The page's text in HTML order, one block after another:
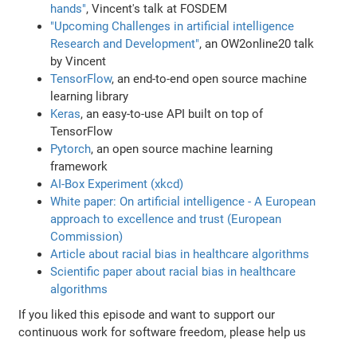
hands", Vincent's talk at FOSDEM
"Upcoming Challenges in artificial intelligence
Research and Development", an OW2online20 talk
by Vincent
TensorFlow, an end-to-end open source machine
learning library
Keras, an easy-to-use API built on top of
TensorFlow
Pytorch, an open source machine learning
framework
AI-Box Experiment (xkcd)
White paper: On artificial intelligence - A European
approach to excellence and trust (European
Commission)
Article about racial bias in healthcare algorithms
Scientific paper about racial bias in healthcare
algorithms
If you liked this episode and want to support our
continuous work for software freedom, please help us